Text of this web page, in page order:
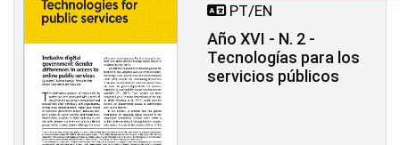
PT/EN
Año XVI - N. 2 -
Tecnologías para los
servicios públicos